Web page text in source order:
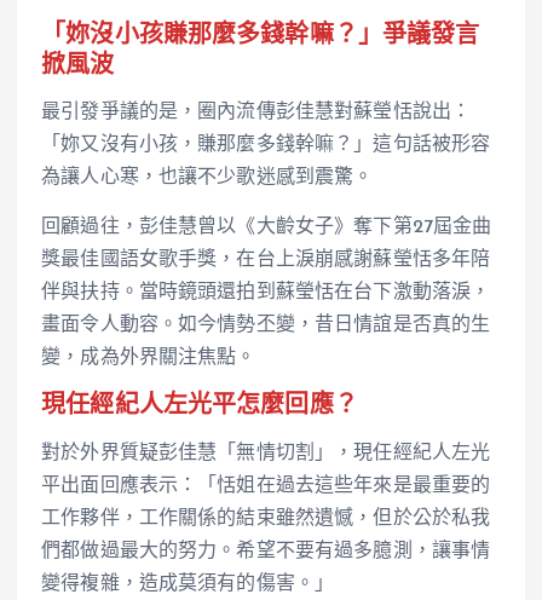
「妳沒小孩賺那麼多錢幹嘛？」爭議發言
掀風波
最引發爭議的是，圈內流傳彭佳慧對蘇瑩恬說出：
「妳又沒有小孩，賺那麼多錢幹嘛？」這句話被形容
為讓人心寒，也讓不少歌迷感到震驚。
回顧過往，彭佳慧曾以《大齡女子》奪下第27屆金曲
獎最佳國語女歌手獎，在台上淚崩感謝蘇瑩恬多年陪
伴與扶持。當時鏡頭還拍到蘇瑩恬在台下激動落淚，
畫面令人動容。如今情勢丕變，昔日情誼是否真的生
變，成為外界關注焦點。
現任經紀人左光平怎麼回應？
對於外界質疑彭佳慧「無情切割」，現任經紀人左光
平出面回應表示：「恬姐在過去這些年來是最重要的
工作夥伴，工作關係的結束雖然遺憾，但於公於私我
們都做過最大的努力。希望不要有過多臆測，讓事情
變得複雜，造成莫須有的傷害。」